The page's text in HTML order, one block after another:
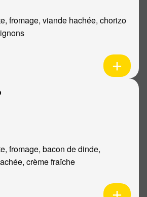
fromage, viande hachée, chorizo
fromage, bacon de dinde,
crème fraîche